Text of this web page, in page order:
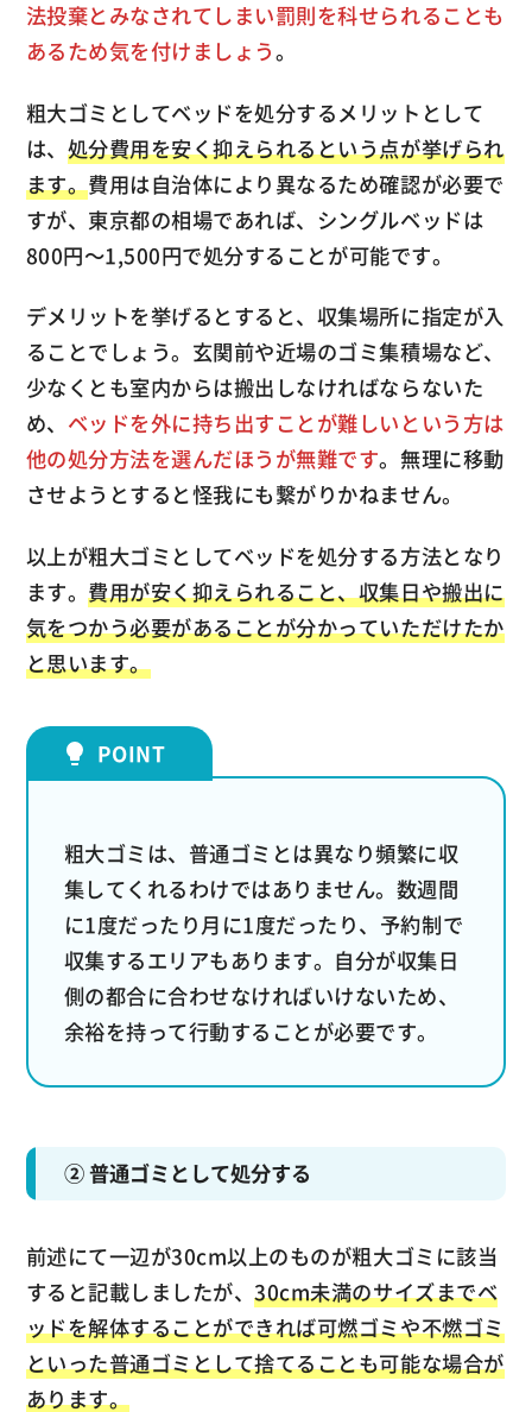
法投棄とみなされてしまい罰則を科せられることも
あるため気を付けましょう。
粗大ゴミとしてベッドを処分するメリットとして
は、 処分費用を安く抑えられるという点が挙げられ
ます。費用は自治体により異なるため確認が必要で
すが、東京都の相場であれば、シングルベッドは
800円～1,500円で処分することが可能です。
デメリットを挙げるとすると、収集場所に指定が入
ることでしょう。玄関前や近場のゴミ集積場など、
少なくとも室内からは搬出しなければならないた
め、 ベッドを外に持ち出すことが難しいという方は
他の処分方法を選んだほうが無難です。無理に移動
させようとすると怪我にも繋がりかねません。
以上が粗大ゴミとしてベッドを処分する方法となり
ます。費用が安く抑えられること、収集日や搬出に
気をつかう必要があることが分かっていただけたか
と思います。
粗大ゴミは、普通ゴミとは異なり頻繁に収
集してくれるわけではありません。数週間
に1度だったり月に1度だったり、予約制で
収集するエリアもあります。自分が収集日
側の都合に合わせなければいけないため、
余裕を持って行動することが必要です。
② 普通ゴミとして処分する
前述にて一辺が30cm以上のものが粗大ゴミに該当
すると記載しましたが、30cm未満のサイズまでベ
ッドを解体することができれば可燃ゴミや不燃ゴミ
といった普通ゴミとして捨てることも可能な場合が
あります。